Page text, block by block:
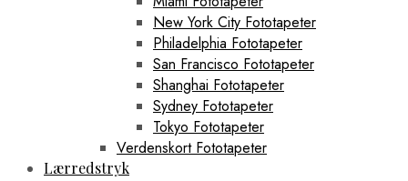
New York City Fototapeter
Philadelphia Fototapeter
San Francisco Fototapeter
Shanghai Fototapeter
Sydney Fototapeter
Tokyo Fototapeter
Verdenskort Fototapeter
Lærredstryk